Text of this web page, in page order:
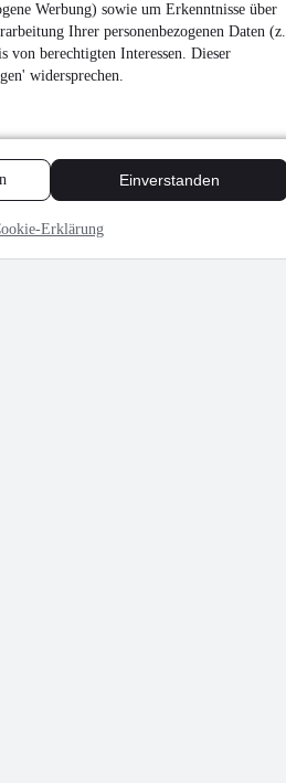
Werbung) sowie um Erkenntnisse über
Ihrer personenbezogenen Daten (z.
von berechtigten Interessen. Dieser
widersprechen.
Einverstanden
Erklärung